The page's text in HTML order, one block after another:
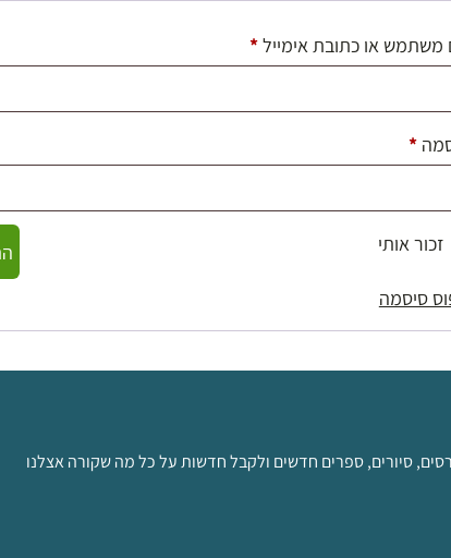
משתמש או כתובת אימייל*חובה
*חובה
זכור אותי
סיסמה
סיורים, ספרים חדשים ולקבל חדשות על כל מה שקורה אצלנו